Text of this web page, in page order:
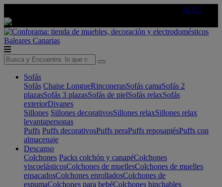
AQUÍ
Baleares Canarias
Sofás
Sofás Chaise LongueRinconerasSofás camaSofás 2
plazasSofás 3 plazasSofás de pielSofás relaxSofás
exteriorDivanes
Sillones Sillones decorativosSillones relaxSillones relax
levantapersonas
Puffs Puffs decorativosPuffs peraPuffs reposapiésPuffs con
almacenaje
Descanso
Colchones Packs colchón y canapéColchones
viscoelásticosColchones de muellesColchones de muelles
ensacadosColchones enrolladosColchones de
espumaColchones para bebéColchones hinchables